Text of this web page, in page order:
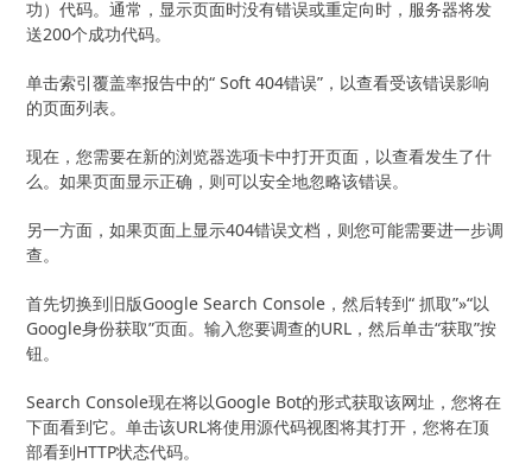
功）代码。通常，显示页面时没有错误或重定向时，服务器将发
送200个成功代码。
单击索引覆盖率报告中的“ Soft 404错误”，以查看受该错误影响
的页面列表。
现在，您需要在新的浏览器选项卡中打开页面，以查看发生了什
么。如果页面显示正确，则可以安全地忽略该错误。
另一方面，如果页面上显示404错误文档，则您可能需要进一步调
查。
首先切换到旧版Google Search Console，然后转到“ 抓取”»“以
Google身份获取”页面。输入您要调查的URL，然后单击“获取”按
钮。
Search Console现在将以Google Bot的形式获取该网址，您将在
下面看到它。单击该URL将使用源代码视图将其打开，您将在顶
部看到HTTP状态代码。